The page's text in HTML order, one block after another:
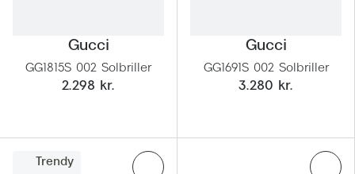
Gucci
GG1815S 002 Solbriller
2.298 kr.
Gucci
GG1691S 002 Solbriller
3.280 kr.
Trendy